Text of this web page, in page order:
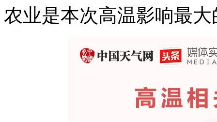
农业是本次高温影响最大